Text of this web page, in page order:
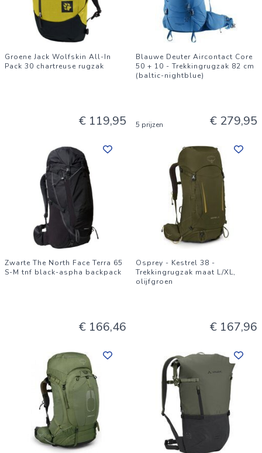
Groene Jack Wolfskin All-In
Pack 30 chartreuse rugzak
€ 119,95
Blauwe Deuter Aircontact Core
50 + 10 - Trekkingrugzak 82 cm
(baltic-nightblue)
5 prijzen € 279,95
Zwarte The North Face Terra 65
S-M tnf black-aspha backpack
€ 166,46
Osprey - Kestrel 38 -
Trekkingrugzak maat L/XL,
olijfgroen
€ 167,96